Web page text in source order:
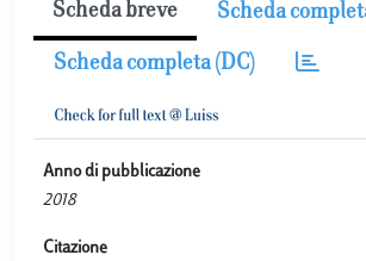
Scheda breve Scheda
Scheda completa (DC)
Anno di pubblicazione
2018
Citazione